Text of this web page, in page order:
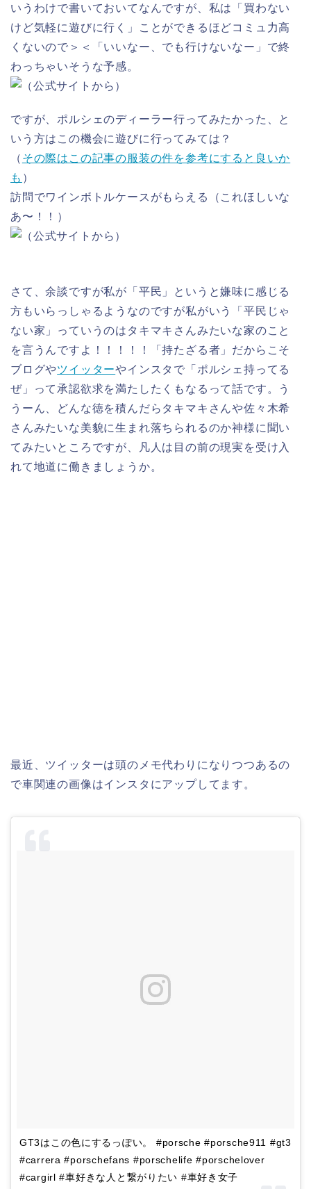
いうわけで書いておいてなんですが、私は「買わない
けど気軽に遊びに行く」ことができるほどコミュ力高
くないので＞＜「いいなー、でも行けないなー」で終
わっちゃいそうな予感。
ですが、ポルシェのディーラー行ってみたかった、と
いう方はこの機会に遊びに行ってみては？
（ その際はこの記事の服装の件を参考にすると良いか
も ）
訪問でワインボトルケースがもらえる（これほしいな
あ〜！！）
さて、余談ですが私が「平民」というと嫌味に感じる
方もいらっしゃるようなのですが私がいう「平民じゃ
ない家」っていうのはタキマキさんみたいな家のこと
を言うんですよ！！！！！「持たざる者」だからこそ
ブログやツイッターやインスタで「ポルシェ持ってる
ぜ」って承認欲求を満たしたくもなるって話です。う
うーん、どんな徳を積んだらタキマキさんや佐々木希
さんみたいな美貌に生まれ落ちられるのか神様に聞い
てみたいところですが、凡人は目の前の現実を受け入
れて地道に働きましょうか。
最近、ツイッターは頭のメモ代わりになりつつあるの
で車関連の画像はインスタにアップしてます。
GT3はこの色にするっぽい。 #porsche #porsche911 #gt3
#carrera #porschefans #porschelife #porschelover
#cargirl #車好きな人と繋がりたい #車好き女子